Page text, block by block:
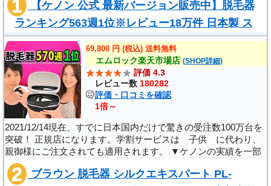
【ケノン 公式 最新バージョン販売中】脱毛器
ランキング563週1位※レビュー18万件 日本製 ス
トロング2 美顔器 家庭用 ムダ毛 ヒゲ ボデ..
69,800 円 (税込) 送料無料
エムロック楽天市場店 (SHOP詳細)
評価 4.3
レビュー数180282
評価・口コミを確認
1倍～
2021/12/14現在、すでに日本国内だけで驚きの受注数100万台を
突破！ 正規店になります。学割サービスは 子供 に代わり、
親御様にご注文されても適用されます。 ▼ケノンの実績を一部
ご紹介(脱毛きランキングの実績)▼ 楽天市場 デイリーランキン
グ第1位 獲得 脱毛器 部門 2..
ブラウン 脱毛器 シルクエキスパート PL-